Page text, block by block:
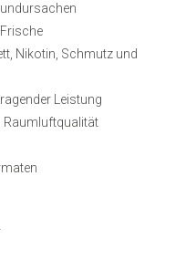
Nikotin, Schmutz und
Leistung
Raumluftqualität